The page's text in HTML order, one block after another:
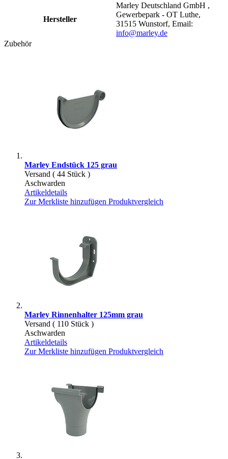
Hersteller
Marley Deutschland GmbH ,
Gewerbepark - OT Luthe,
31515 Wunstorf, Email:
info@marley.de
Zubehör
Marley Endstück 125 grau
Versand ( 44 Stück )
Aschwarden
Artikeldetails
Zur Merkliste hinzufügen Produktvergleich
Marley Rinnenhalter 125mm grau
Versand ( 110 Stück )
Aschwarden
Artikeldetails
Zur Merkliste hinzufügen Produktvergleich